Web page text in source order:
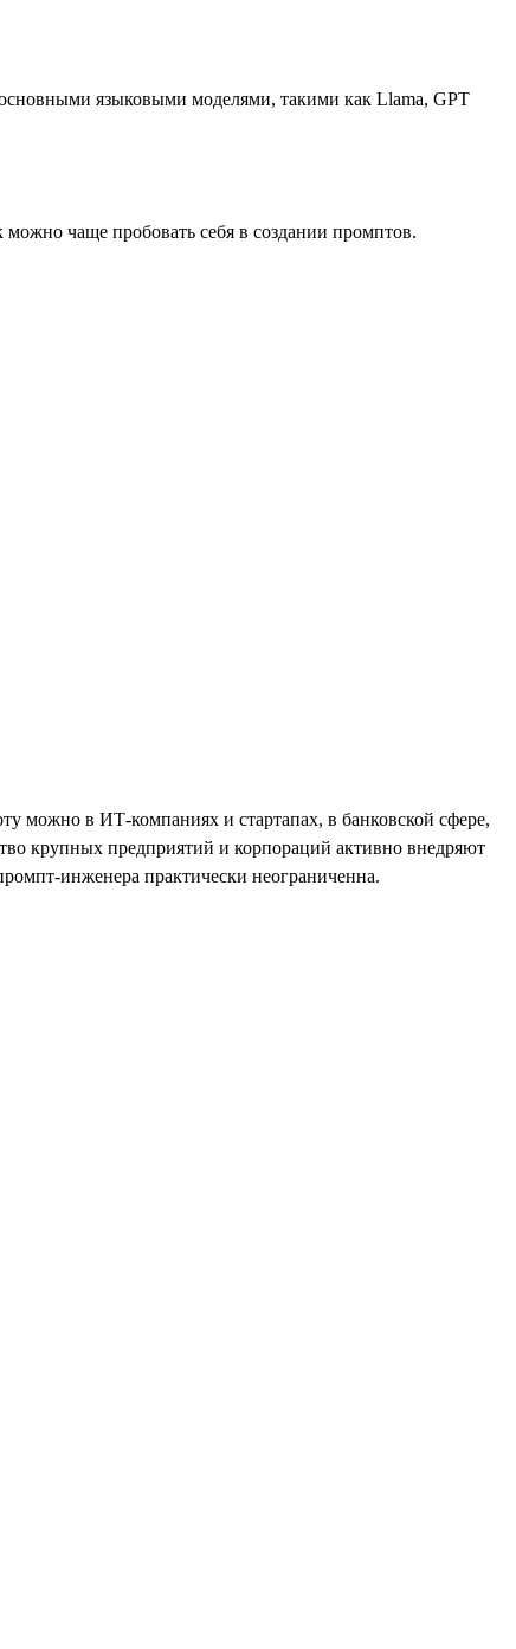
языковыми моделями, такими как Llama, GPT
чаще пробовать себя в создании промптов.
можно в ИТ-компаниях и стартапах, в банковской сфере,
крупных предприятий и корпораций активно внедряют
инженера практически неограниченна.